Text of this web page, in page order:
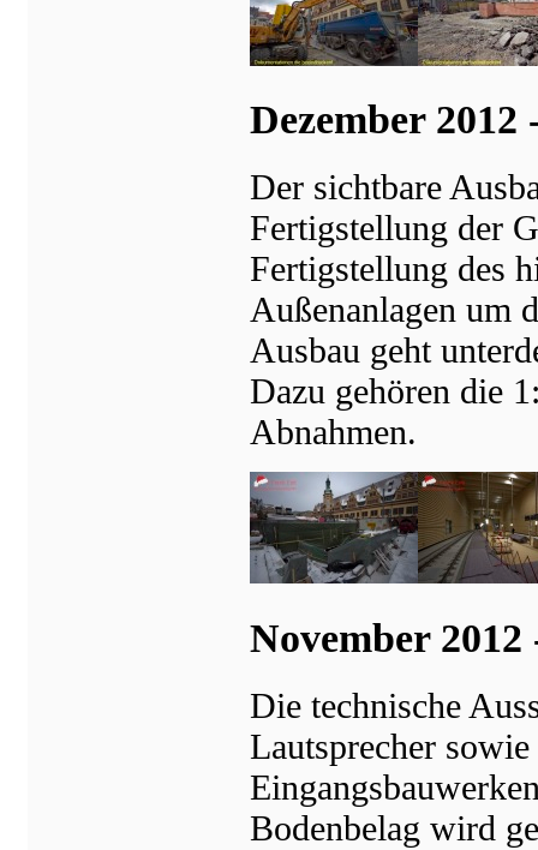
Dezember 2012
Der sichtbare
Fertigstellung der
Fertigstellung des
Außenanlagen um
Ausbau geht
Dazu gehören die
Abnahmen.
November 2012
Die technische
Lautsprecher
Bodenbelag wird